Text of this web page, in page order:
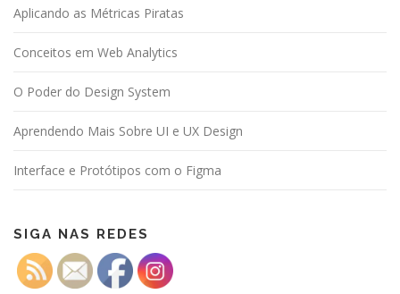
Aplicando as Métricas Piratas
Conceitos em Web Analytics
O Poder do Design System
Aprendendo Mais Sobre UI e UX Design
Interface e Protótipos com o Figma
SIGA NAS REDES